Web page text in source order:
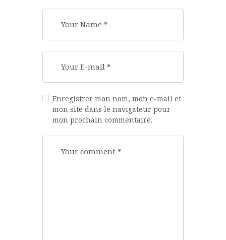
Enregistrer mon nom, mon e-mail et
mon site dans le navigateur pour
mon prochain commentaire.